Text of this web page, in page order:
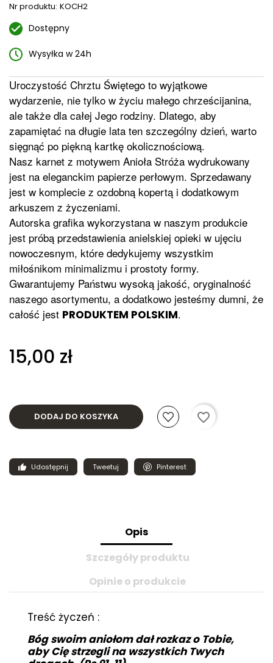
Nr produktu: KOCH2
Dostępny
Wysyłka w 24h
Uroczystość Chrztu Świętego to wyjątkowe
wydarzenie, nie tylko w życiu małego chrześcijanina,
ale także dla całej Jego rodziny. Dlatego, aby
zapamiętać na długie lata ten szczególny dzień, warto
sięgnąć po piękną kartkę okolicznościową.
Nasz karnet z motywem Anioła Stróża wydrukowany
jest na eleganckim papierze perłowym. Sprzedawany
jest w komplecie z ozdobną kopertą i dodatkowym
arkuszem z życzeniami.
Autorska grafika wykorzystana w naszym produkcie
jest próbą przedstawienia anielskiej opieki w ujęciu
nowoczesnym, które dedykujemy wszystkim
miłośnikom minimalizmu i prostoty formy.
Gwarantujemy Państwu wysoką jakość, oryginalność
naszego asortymentu, a dodatkowo jesteśmy dumni, że
całość jest PRODUKTEM POLSKIM.
15,00 zł
DODAJ DO KOSZYKA favorite_border
Udostępnij Tweetuj Pinterest
Opis
Szczegóły produktu
Opinie o produkcie
Treść życzeń :
Bóg swoim aniołom dał rozkaz o Tobie,
aby Cię strzegli na wszystkich Twych